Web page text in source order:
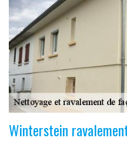
Winterstein